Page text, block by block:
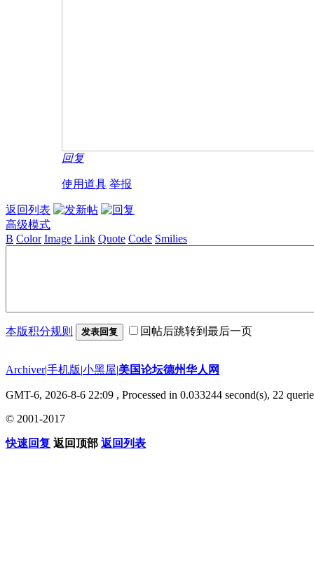
回复
使用道具 举报
返回列表
高级模式
B Color Image Link Quote Code Smilies
本版积分规则 发表回复 回帖后跳转到最后一页
Archiver|手机版|小黑屋|美国论坛德州华人网
GMT-6, 2026-8-6 22:09 , Processed in 0.033244 second(s), 22
© 2001-2017
快速回复 返回顶部 返回列表